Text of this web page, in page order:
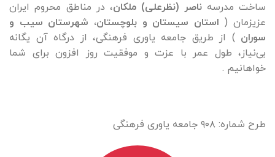
ساخت مدرسهناصر (نظرعلی) ملکان، در مناطق محروم ایران
عزیزمان ( استان سیستان و بلوچستان، شهرستان سیب و
سوران ) از طریق جامعه یاوری فرهنگی، از درگاه آن یگانه
بی‌نیاز، طول عمر با عزت و موفقیت روز افزون برای شما
خواهانیم .
طرح شماره: ۹۰۸ جامعه ياوری فرهنگی